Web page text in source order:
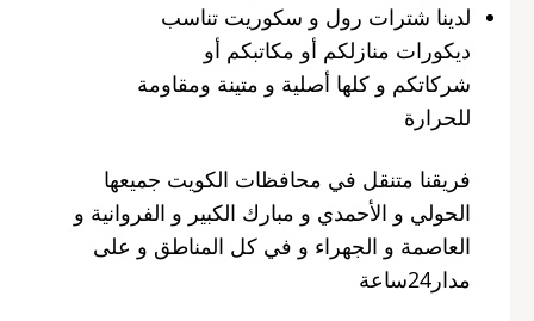
لدينا شترات رول و سكوريت تناسب
ديكورات منازلكم أو مكاتبكم أو
شركاتكم و كلها أصلية و متينة ومقاومة
للحرارة
فريقنا متنقل في محافظات الكويت جميعها
الحولي و الأحمدي و مبارك الكبير و الفروانية و
العاصمة و الجهراء و في كل المناطق و على
مدار24ساعة